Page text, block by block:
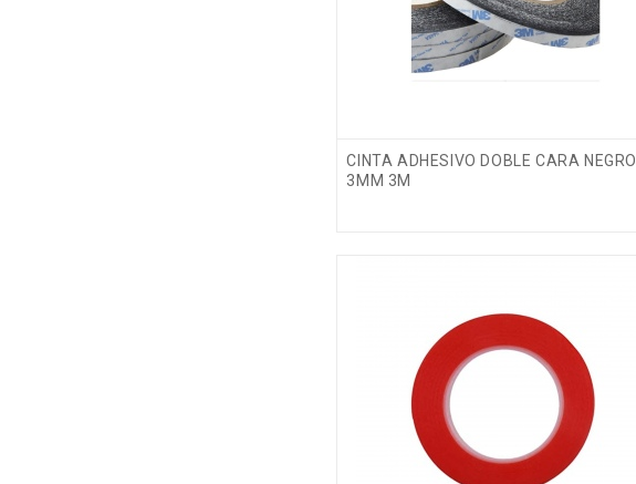
CINTA ADHESIVO DOBLE CARA NEGRO
3MM 3M